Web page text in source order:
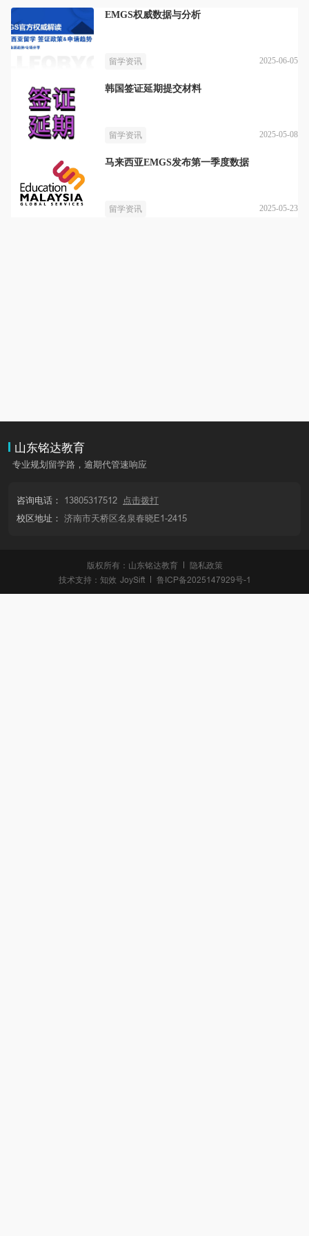
EMGS权威数据与分析
留学资讯 2025-06-05
韩国签证延期提交材料
留学资讯 2025-05-08
马来西亚EMGS发布第一季度数据
留学资讯 2025-05-23
山东铭达教育
专业规划留学路，逾期代管速响应
咨询电话： 13805317512
点击拨打
校区地址： 济南市天桥区名泉春晓E1-2415
版权所有：山东铭达教育
隐私政策
技术支持： 知效 JoySift 鲁ICP备2025147929号-1